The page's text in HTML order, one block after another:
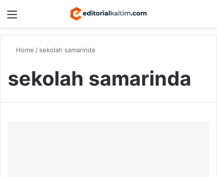
Home / sekolah samarinda
sekolah samarinda